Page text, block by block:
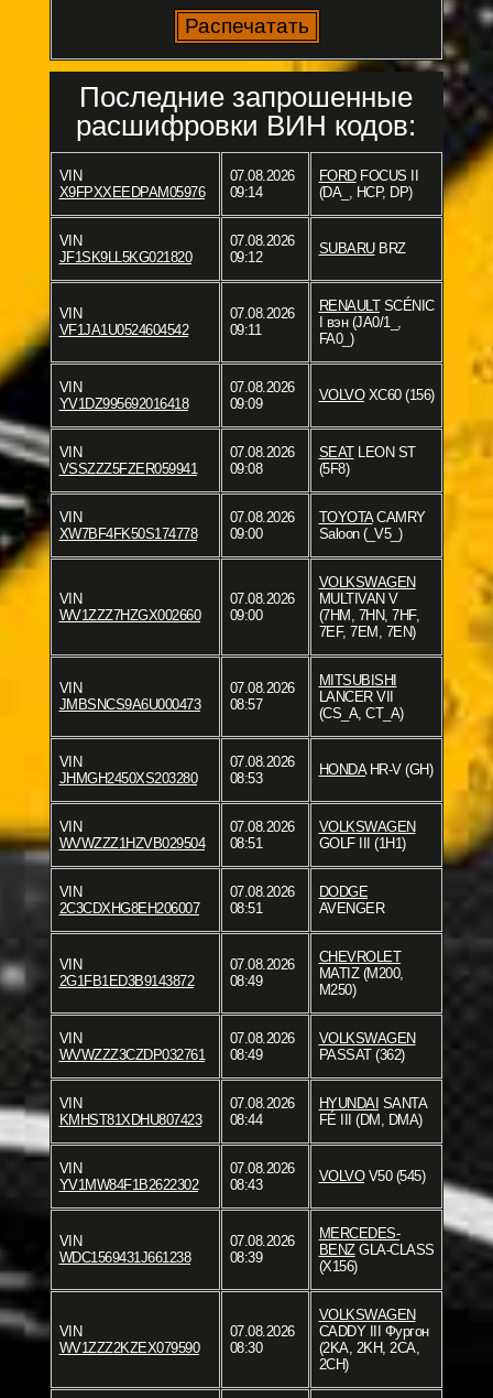
Последние запрошенные
расшифровки ВИН кодов:
VIN
X9FPXXEEDPAM05976
07.08.2026
09:14
FORDFOCUS II
(DA_, HCP, DP)
VIN
JF1SK9LL5KG021820
07.08.2026
09:12
SUBARUBRZ
VIN
VF1JA1U0524604542
07.08.2026
09:11
RENAULTSCÉNIC
I вэн (JA0/1_,
FA0_)
VIN
YV1DZ995692016418
07.08.2026
09:09
VOLVOXC60 (156)
VIN
VSSZZZ5FZER059941
07.08.2026
09:08
SEATLEON ST
(5F8)
VIN
XW7BF4FK50S174778
07.08.2026
09:00
TOYOTACAMRY
Saloon (_V5_)
VIN
WV1ZZZ7HZGX002660
07.08.2026
09:00
VOLKSWAGEN
MULTIVAN V
(7HM, 7HN, 7HF,
7EF, 7EM, 7EN)
VIN
JMBSNCS9A6U000473
07.08.2026
08:57
MITSUBISHI
LANCER VII
(CS_A, CT_A)
VIN
JHMGH2450XS203280
07.08.2026
08:53
HONDAHR-V (GH)
VIN
WVWZZZ1HZVB029504
07.08.2026
08:51
VOLKSWAGEN
GOLF III (1H1)
VIN
2C3CDXHG8EH206007
07.08.2026
08:51
DODGE
AVENGER
VIN
2G1FB1ED3B9143872
07.08.2026
08:49
CHEVROLET
MATIZ (M200,
M250)
VIN
WVWZZZ3CZDP032761
07.08.2026
08:49
VOLKSWAGEN
PASSAT (362)
VIN
KMHST81XDHU807423
07.08.2026
08:44
HYUNDAI SANTA
FÉ III (DM, DMA)
VIN
YV1MW84F1B2622302
07.08.2026
08:43
VOLVOV50 (545)
VIN
WDC1569431J661238
07.08.2026
08:39
MERCEDES-
BENZGLA-CLASS
(X156)
VIN
WV1ZZZ2KZEX079590
07.08.2026
08:30
VOLKSWAGEN
CADDY III Фургон
(2KA, 2KH, 2CA,
2CH)